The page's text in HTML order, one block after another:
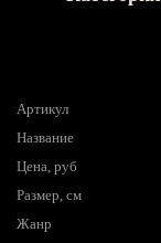
Артикул
Название
Цена, руб
Размер, см
Жанр